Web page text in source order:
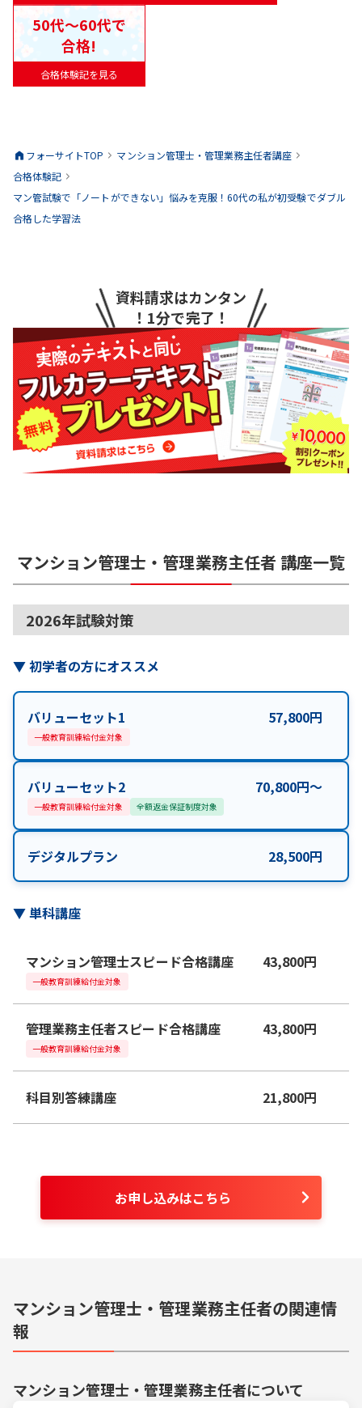
合格体験記を見る
50代〜60代で
合格!
フォーサイトTOP マンション管理士・管理業務主任者講座
合格体験記
マン管試験で「ノートができない」悩みを克服！60代の私が初受験でダブル
合格した学習法
資料請求はカンタン
！1分で完了！
マンション管理士・管理業務主任者 講座一覧
2026年試験対策
▼初学者の方にオススメ
バリューセット1 57,800円
一般教育訓練給付金対象
バリューセット2 70,800円〜
一般教育訓練給付金対象 全額返金保証制度対象
デジタルプラン 28,500円
▼単科講座
マンション管理士スピード合格講座 43,800円
一般教育訓練給付金対象
管理業務主任者スピード合格講座 43,800円
一般教育訓練給付金対象
科目別答練講座 21,800円
お申し込みはこちら
マンション管理士・管理業務主任者の関連情
報
マンション管理士・管理業務主任者について